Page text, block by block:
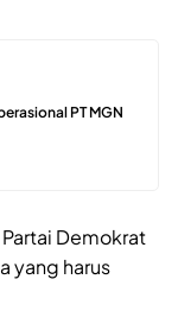
PT MGN
Demokrat
yang harus